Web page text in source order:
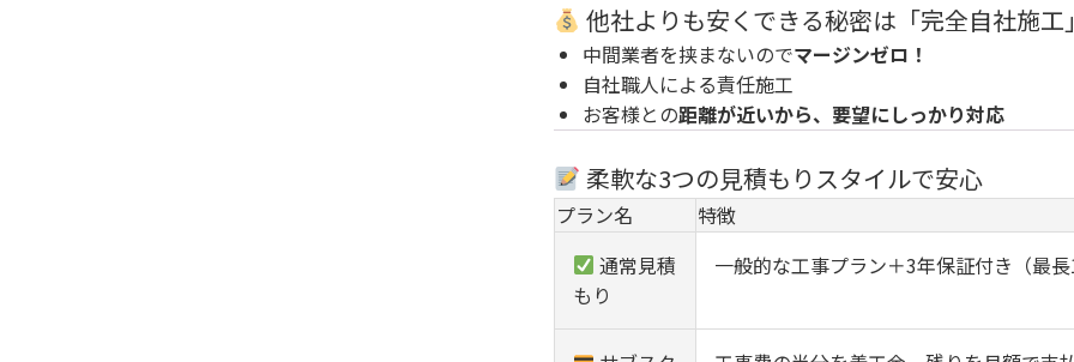
他社よりも安くできる秘密は「完全自社施工」
中間業者を挟まないのでマージンゼロ！
自社職人による責任施工
お客様との距離が近いから、要望にしっかり対応
柔軟な3つの見積もりスタイルで安心
プラン名
特徴
通常見積
もり
一般的な工事プラン＋3年保証付き（最長